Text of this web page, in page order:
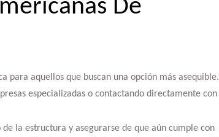
De
para aquellos que buscan una opción más asequible.
especializadas o contactando directamente con
la estructura y asegurarse de que aún cumple con